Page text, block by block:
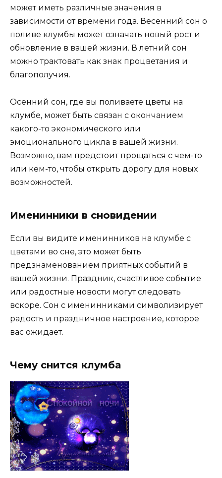
может иметь различные значения в
зависимости от времени года. Весенний сон о
поливе клумбы может означать новый рост и
обновление в вашей жизни. В летний сон
можно трактовать как знак процветания и
благополучия.
Осенний сон, где вы поливаете цветы на
клумбе, может быть связан с окончанием
какого-то экономического или
эмоционального цикла в вашей жизни.
Возможно, вам предстоит прощаться с чем-то
или кем-то, чтобы открыть дорогу для новых
возможностей.
Именинники в сновидении
Если вы видите именинников на клумбе с
цветами во сне, это может быть
предзнаменованием приятных событий в
вашей жизни. Праздник, счастливое событие
или радостные новости могут следовать
вскоре. Сон с именинниками символизирует
радость и праздничное настроение, которое
вас ожидает.
Чему снится клумба